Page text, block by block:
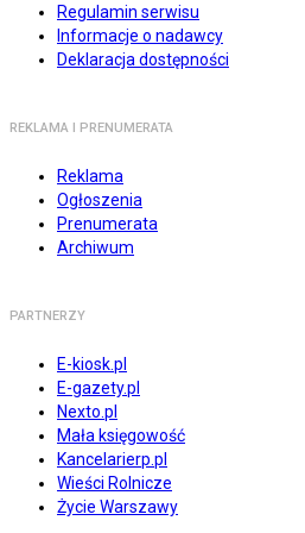
Regulamin serwisu
Informacje o nadawcy
Deklaracja dostępności
REKLAMA I PRENUMERATA
Reklama
Ogłoszenia
Prenumerata
Archiwum
PARTNERZY
E-kiosk.pl
E-gazety.pl
Nexto.pl
Mała księgowość
Kancelarierp.pl
Wieści Rolnicze
Życie Warszawy